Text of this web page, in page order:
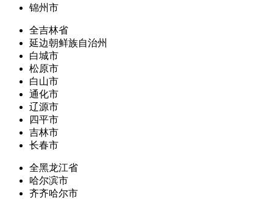
锦州市
全吉林省
延边朝鲜族自治州
白城市
松原市
白山市
通化市
辽源市
四平市
吉林市
长春市
全黑龙江省
哈尔滨市
齐齐哈尔市